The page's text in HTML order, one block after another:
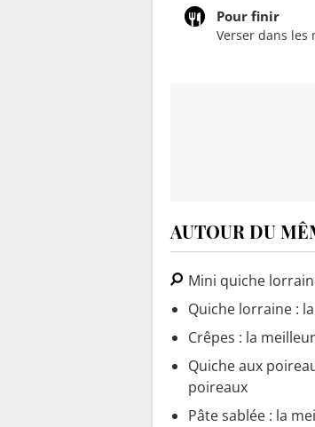
Pour finir
Verser dans
AUTOUR DU
Mini quiche
Quiche lorraine :
Crêpes : la
Quiche aux
poireaux
Pâte sablée : la